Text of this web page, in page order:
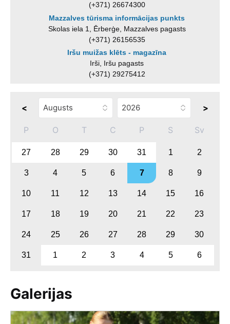
(+371) 26674300
Mazzalves tūrisma informācijas punkts
Skolas iela 1, Ērberģe, Mazzalves pagasts
(+371) 26156535
Iršu muižas klēts - magazīna
Irši, Iršu pagasts
(+371) 29275412
< >
P O T C P S Sv
27 28 29 30 31 1 2
3 4 5 6 7 8 9
10 11 12 13 14 15 16
17 18 19 20 21 22 23
24 25 26 27 28 29 30
31 1 2 3 4 5 6
Galerijas